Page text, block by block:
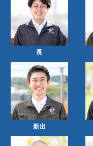
長
新出